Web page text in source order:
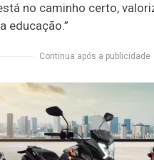
no caminho certo,
educação.”
Continua após a publicidade